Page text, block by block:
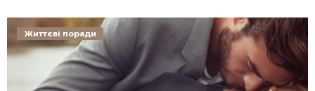
Життєві поради